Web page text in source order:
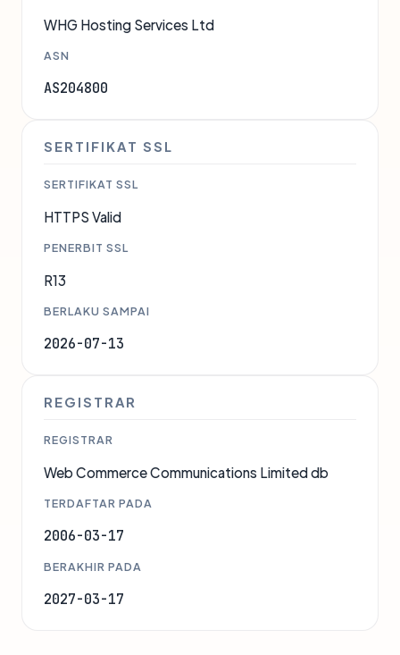
WHG Hosting Services Ltd
ASN
AS204800
SERTIFIKAT SSL
SERTIFIKAT SSL
HTTPS Valid
PENERBIT SSL
R13
BERLAKU SAMPAI
2026-07-13
REGISTRAR
REGISTRAR
Web Commerce Communications Limited db
TERDAFTAR PADA
2006-03-17
BERAKHIR PADA
2027-03-17